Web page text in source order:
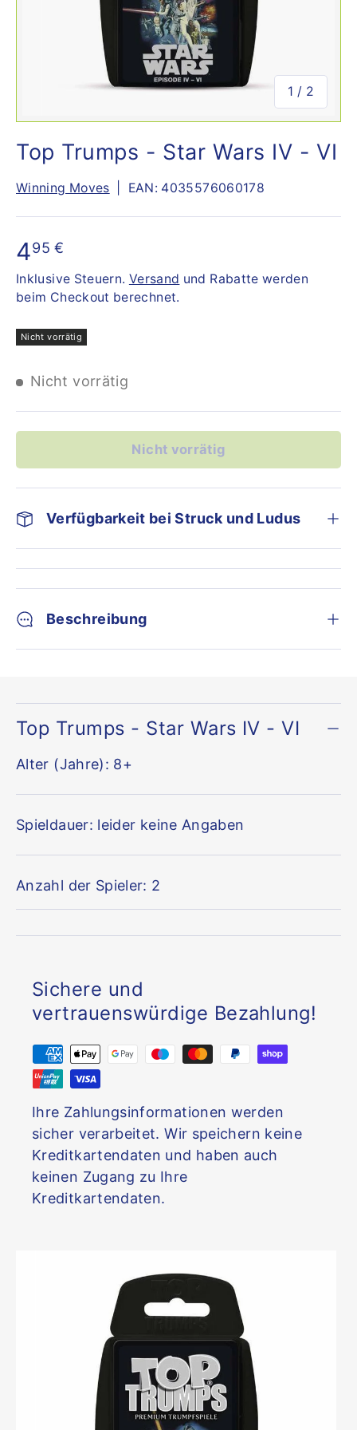
1 / von
2
Top Trumps - Star Wars IV - VI
Winning Moves EAN: 4035576060178
495 €
Inklusive Steuern. Versand und Rabatte werden
beim Checkout berechnet.
Nicht vorrätig
Nicht vorrätig
Nicht vorrätig
Verfügbarkeit bei Struck und Ludus
Beschreibung
Top Trumps - Star Wars IV - VI
Alter (Jahre): 8+
Spieldauer: leider keine Angaben
Anzahl der Spieler: 2
Sichere und
vertrauenswürdige Bezahlung!
Ihre Zahlungsinformationen werden
sicher verarbeitet. Wir speichern keine
Kreditkartendaten und haben auch
keinen Zugang zu Ihre
Kreditkartendaten.